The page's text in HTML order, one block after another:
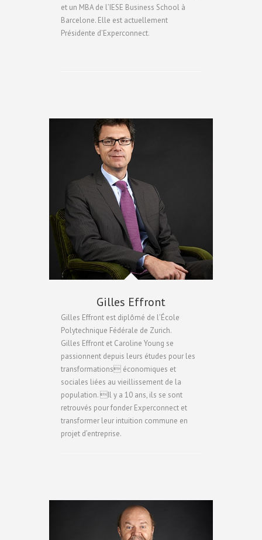
et un MBA de l’IESE Business School à
Barcelone. Elle est actuellement
Présidente d’Experconnect.
Gilles Effront
Gilles Effront est diplômé de l’École
Polytechnique Fédérale de Zurich.
Gilles Effront et Caroline Young se
passionnent depuis leurs études pour les
transformations économiques et
sociales liées au vieillissement de la
population. Il y a 10 ans, ils se sont
retrouvés pour fonder Experconnect et
transformer leur intuition commune en
projet d’entreprise.